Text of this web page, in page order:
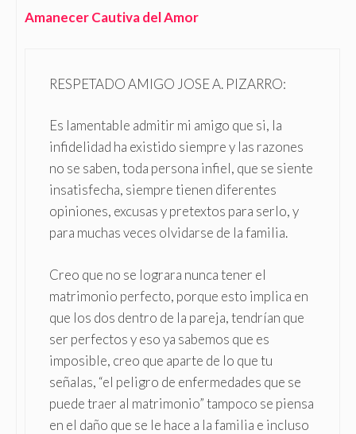
Amanecer Cautiva del Amor
RESPETADO AMIGO JOSE A. PIZARRO:
Es lamentable admitir mi amigo que si, la
infidelidad ha existido siempre y las razones
no se saben, toda persona infiel, que se siente
insatisfecha, siempre tienen diferentes
opiniones, excusas y pretextos para serlo, y
para muchas veces olvidarse de la familia.
Creo que no se lograra nunca tener el
matrimonio perfecto, porque esto implica en
que los dos dentro de la pareja, tendrían que
ser perfectos y eso ya sabemos que es
imposible, creo que aparte de lo que tu
señalas, “el peligro de enfermedades que se
puede traer al matrimonio” tampoco se piensa
en el daño que se le hace a la familia e incluso